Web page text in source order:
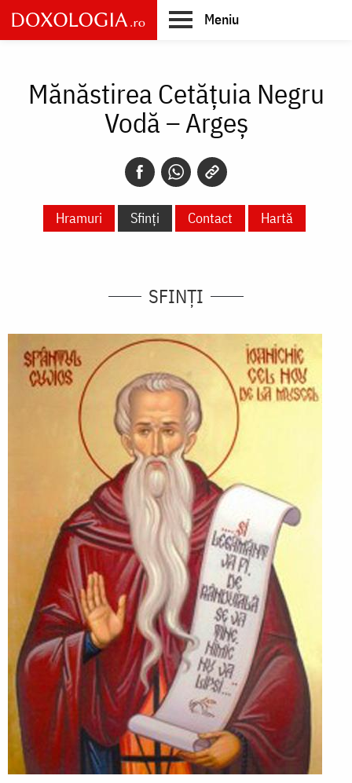
Skip
to
main
Meniu
Mănăstirea Cetățuia Negru
Vodă – Argeș
Hramuri Sfinți Contact Hartă
SFINȚI